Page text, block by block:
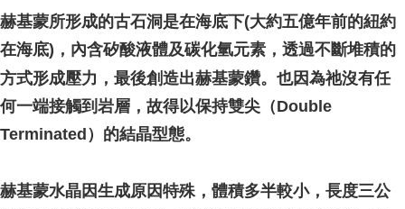
赫基蒙所形成的古石洞是在海底下(大約五億年前的紐約
在海底)，內含矽酸液體及碳化氫元素，透過不斷堆積的
方式形成壓力，最後創造出赫基蒙鑽。也因為祂沒有任
何一端接觸到岩層，故得以保持雙尖（Double
Terminated）的結晶型態。
赫基蒙水晶因生成原因特殊，體積多半較小，長度三公